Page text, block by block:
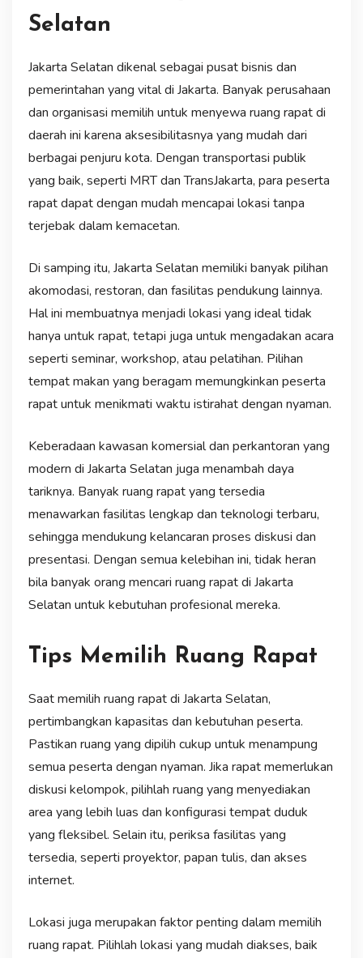
Selatan
Jakarta Selatan dikenal sebagai pusat bisnis dan
pemerintahan yang vital di Jakarta. Banyak perusahaan
dan organisasi memilih untuk menyewa ruang rapat di
daerah ini karena aksesibilitasnya yang mudah dari
berbagai penjuru kota. Dengan transportasi publik
yang baik, seperti MRT dan TransJakarta, para peserta
rapat dapat dengan mudah mencapai lokasi tanpa
terjebak dalam kemacetan.
Di samping itu, Jakarta Selatan memiliki banyak pilihan
akomodasi, restoran, dan fasilitas pendukung lainnya.
Hal ini membuatnya menjadi lokasi yang ideal tidak
hanya untuk rapat, tetapi juga untuk mengadakan acara
seperti seminar, workshop, atau pelatihan. Pilihan
tempat makan yang beragam memungkinkan peserta
rapat untuk menikmati waktu istirahat dengan nyaman.
Keberadaan kawasan komersial dan perkantoran yang
modern di Jakarta Selatan juga menambah daya
tariknya. Banyak ruang rapat yang tersedia
menawarkan fasilitas lengkap dan teknologi terbaru,
sehingga mendukung kelancaran proses diskusi dan
presentasi. Dengan semua kelebihan ini, tidak heran
bila banyak orang mencari ruang rapat di Jakarta
Selatan untuk kebutuhan profesional mereka.
Tips Memilih Ruang Rapat
Saat memilih ruang rapat di Jakarta Selatan,
pertimbangkan kapasitas dan kebutuhan peserta.
Pastikan ruang yang dipilih cukup untuk menampung
semua peserta dengan nyaman. Jika rapat memerlukan
diskusi kelompok, pilihlah ruang yang menyediakan
area yang lebih luas dan konfigurasi tempat duduk
yang fleksibel. Selain itu, periksa fasilitas yang
tersedia, seperti proyektor, papan tulis, dan akses
internet.
Lokasi juga merupakan faktor penting dalam memilih
ruang rapat. Pilihlah lokasi yang mudah diakses, baik